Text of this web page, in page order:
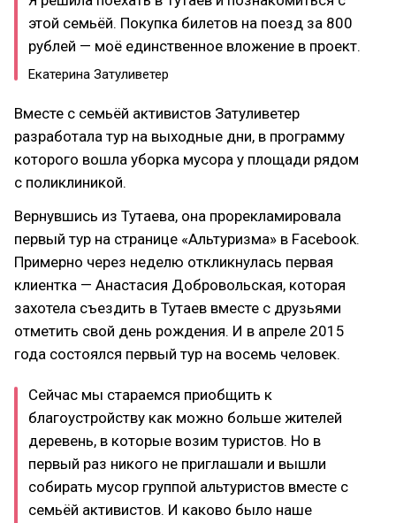
этой семьёй. Покупка билетов на поезд за 800
рублей — моё единственное вложение в проект.
Екатерина Затуливетер
Вместе с семьёй активистов Затуливетер
разработала тур на выходные дни, в программу
которого вошла уборка мусора у площади рядом
с поликлиникой.
Вернувшись из Тутаева, она прорекламировала
первый тур на странице «Альтуризма» в Facebook.
Примерно через неделю откликнулась первая
клиентка — Анастасия Добровольская, которая
захотела съездить в Тутаев вместе с друзьями
отметить свой день рождения. И в апреле 2015
года состоялся первый тур на восемь человек.
Сейчас мы стараемся приобщить к
благоустройству как можно больше жителей
деревень, в которые возим туристов. Но в
первый раз никого не приглашали и вышли
собирать мусор группой альтуристов вместе с
семьёй активистов. И каково было наше